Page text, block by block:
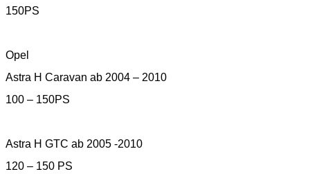
150PS
Opel
Astra H Caravan ab 2004 – 2010
100 – 150PS
Astra H GTC ab 2005 -2010
120 – 150 PS